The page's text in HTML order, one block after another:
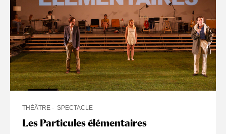
Les Particules élémentaires
THÉÂTRE SPECTACLE